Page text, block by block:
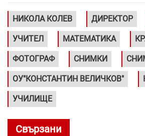
НИКОЛА КОЛЕВ ДИРЕКТОР
УЧИТЕЛ МАТЕМАТИКА
ФОТОГРАФ СНИМКИ
ОУ"КОНСТАНТИН ВЕЛИЧКОВ"
УЧИЛИЩЕ
Свързани